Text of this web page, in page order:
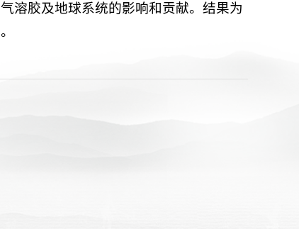
溶胶及地球系统的影响和贡献。结果为